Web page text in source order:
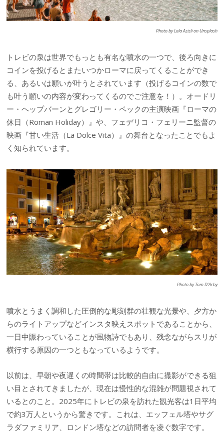
Photo by Lala Azizli on Unsplash
トレビの泉は世界でもっとも有名な噴水の一つで、後ろ向きに
コインを投げるとまたいつかローマに戻ってくることができ
る、あるいは願いが叶うとされています（投げるコインの数で
も叶う願いの内容が変わってくるのでご注意を！）。オードリ
ー・ヘップバーンとグレゴリー・ペックの主演映画『ローマの
休日（Roman Holiday）』や、フェデリコ・フェリーニ監督の
映画『甘い生活（La Dolce Vita）』の舞台となったことでもよ
く知られています。
Photo by Tom D’Arby
噴水とうまく調和した圧倒的な彫刻群の壮観な光景や、夕方か
らのライトアップなどインスタ映えスポットであることから、
一日中賑わっていることが風物詩でもあり、残念ながらスリが
横行する原因の一つともなっているようです。
以前は、早朝や夜遅くの時間帯は比較的自由に撮影ができる狙
い目とされてきましたが、現在は慢性的な混雑が問題視されて
いるとのこと。2025年にトレビの泉を訪れた観光客は1日平均
で約3万人というから驚きです。これは、エッフェル塔やサグ
ラダファミリア、ロンドン塔などの訪問者を凌ぐ数字です。